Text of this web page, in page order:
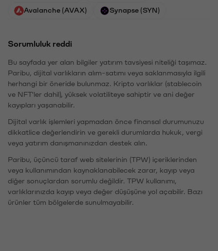
Avalanche (AVAX) Synapse (SYN)
Sorumluluk reddi
Bu sayfada yer alan bilgiler yatırım tavsiyesi niteliği taşımaz.
Paribu, dijital varlıkların alım-satımı veya saklanmasıyla ilgili
herhangi bir öneride bulunmaz. Kripto varlıklar (stablecoin
ve NFT'ler dahil), yüksek volatiliteye sahiptir ve ani değer
kayıpları yaşanabilir.
Dijital varlık işlemleri yapmadan önce finansal durumunuzu
dikkatlice değerlendirin ve gerekli durumlarda hukuk, vergi
veya yatırım danışmanınızdan destek alın.
Paribu, üçüncü taraf web sitelerinin (TPW) içeriklerinden
veya kullanımından kaynaklanabilecek zarar, kayıp veya
diğer sonuçlardan sorumlu değildir. TPW kullanımı,
varlıklarınızda kayıp veya değer düşüşüne yol açabilir. Bazı
ürünler tüm bölgelerde sunulmayabilir.